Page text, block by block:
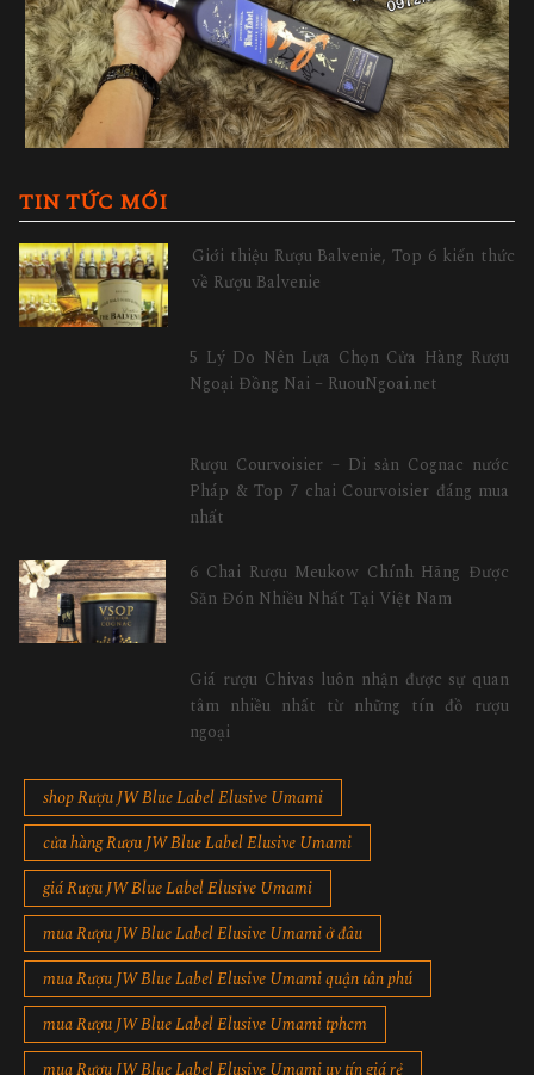
TIN TỨC MỚI
Giới thiệu Rượu Balvenie, Top 6 kiến thức
về Rượu Balvenie
5 Lý Do Nên Lựa Chọn Cửa Hàng Rượu
Ngoại Đồng Nai – RuouNgoai.net
Rượu Courvoisier – Di sản Cognac nước
Pháp & Top 7 chai Courvoisier đáng mua
nhất
6 Chai Rượu Meukow Chính Hãng Được
Săn Đón Nhiều Nhất Tại Việt Nam
Giá rượu Chivas luôn nhận được sự quan
tâm nhiều nhất từ những tín đồ rượu
ngoại
shop Rượu JW Blue Label Elusive Umami
cửa hàng Rượu JW Blue Label Elusive Umami
giá Rượu JW Blue Label Elusive Umami
mua Rượu JW Blue Label Elusive Umami ở đâu
mua Rượu JW Blue Label Elusive Umami quận tân phú
mua Rượu JW Blue Label Elusive Umami tphcm
mua Rượu JW Blue Label Elusive Umami uy tín giá rẻ